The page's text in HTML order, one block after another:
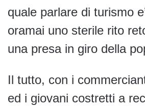
quale parlare di turismo
oramai uno sterile rito
una presa in giro della
Il tutto, con i
ed i giovani costretti a